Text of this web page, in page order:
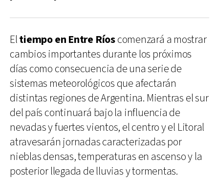
Eltiempo en Entre Ríoscomenzará a mostrar
cambios importantes durante los próximos
días como consecuencia de una serie de
sistemas meteorológicos que afectarán
distintas regiones de Argentina. Mientras el sur
del país continuará bajo la influencia de
nevadas y fuertes vientos, el centro y el Litoral
atravesarán jornadas caracterizadas por
nieblas densas, temperaturas en ascenso y la
posterior llegada de lluvias y tormentas.